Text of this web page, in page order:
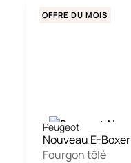
Peugeot
Nouveau E-Boxer
Fourgon tôlé
OFFRE DU MOIS